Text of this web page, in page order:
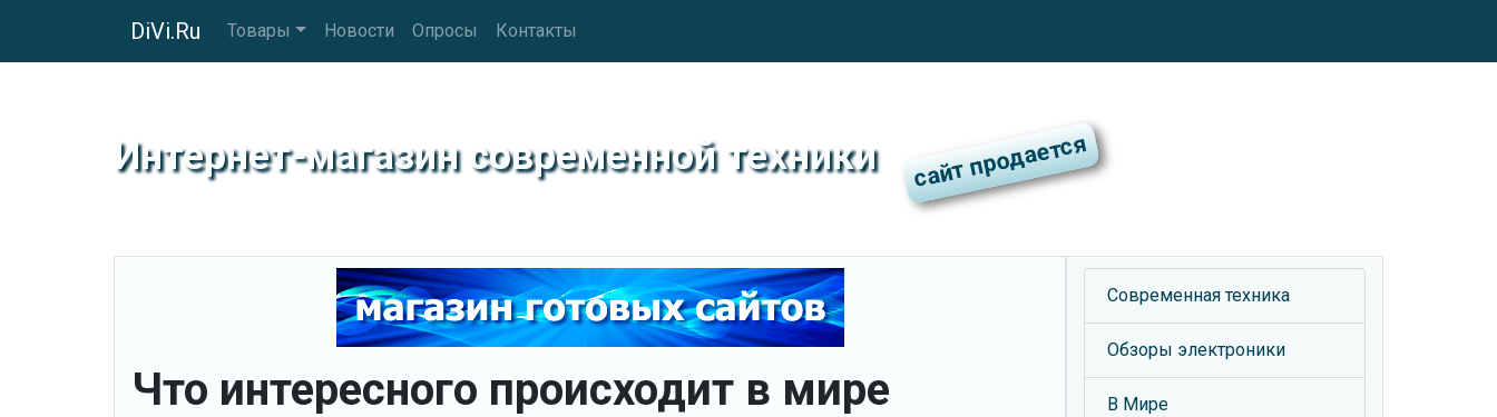
DiVi.Ru Товары Новости Опросы Контакты
Интернет-магазин современной техники
Что интересного происходит в мире
Современная техника
Обзоры электроники
В Мире